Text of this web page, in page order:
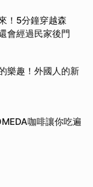
！5分鐘穿越森
會經過民家後門
樂趣！外國人的新
咖啡讓你吃遍